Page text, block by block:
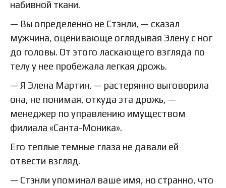
набивной ткани.
— Вы определенно не Стэнли, — сказал
мужчина, оценивающе оглядывая Элену с ног
до головы. От этого ласкающего взгляда по
телу у нее пробежала легкая дрожь.
— Я Элена Мартин, — растерянно выговорила
она, не понимая, откуда эта дрожь, —
менеджер по управлению имуществом
филиала «Санта-Моника».
Его теплые темные глаза не давали ей
отвести взгляд.
— Стэнли упоминал ваше имя, но странно, что